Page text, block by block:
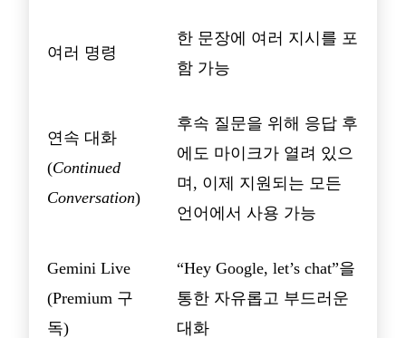
여러 명령
한 문장에 여러 지시를 포
함 가능
연속 대화
(Continued
Conversation)
후속 질문을 위해 응답 후
에도 마이크가 열려 있으
며, 이제 지원되는 모든
언어에서 사용 가능
Gemini Live
(Premium 구
독)
“Hey Google, let’s chat”을
통한 자유롭고 부드러운
대화